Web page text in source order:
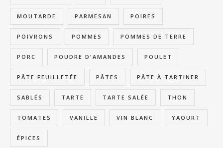
MOUTARDE PARMESAN POIRES
POIVRONS POMMES POMMES DE TERRE
PORC POUDRE D'AMANDES POULET
PÂTE FEUILLETÉE PÂTES PÂTE À TARTINER
SABLÉS TARTE TARTE SALÉE THON
TOMATES VANILLE VIN BLANC YAOURT
ÉPICES